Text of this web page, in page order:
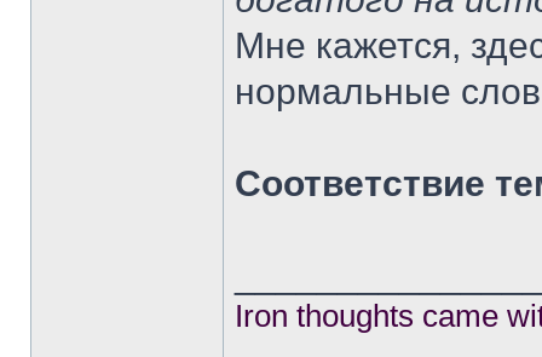
Мне кажется,
нормальные
Соответствие
Iron thoughts came